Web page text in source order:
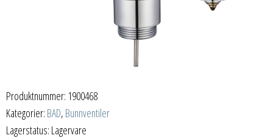
Produktnummer: 1900468
Kategorier: BAD, Bunnventiler
Lagerstatus: Lagervare